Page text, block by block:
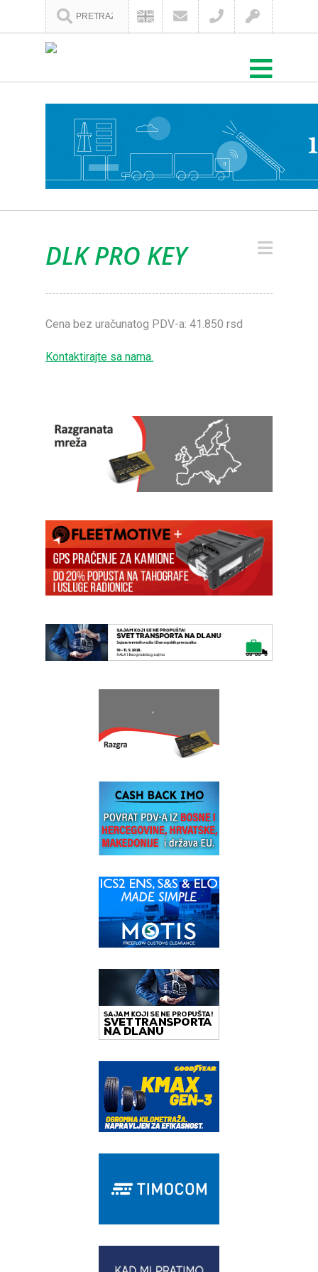
DLK PRO KEY
Cena bez uračunatog PDV-a: 41.850 rsd
Kontaktirajte sa nama.